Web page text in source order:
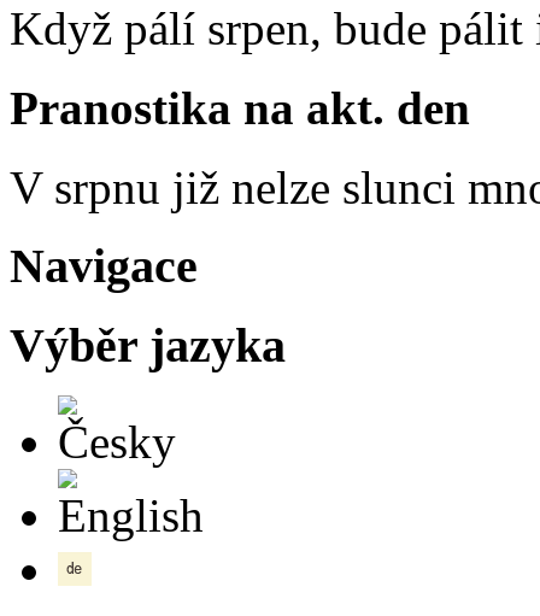
Když pálí srpen, bude
Pranostika na akt. den
V srpnu již nelze slunci
Navigace
Výběr jazyka
Deutsch